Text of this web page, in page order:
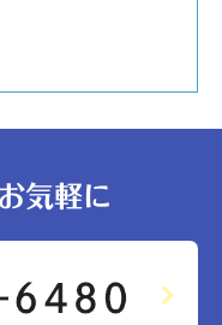
気軽に